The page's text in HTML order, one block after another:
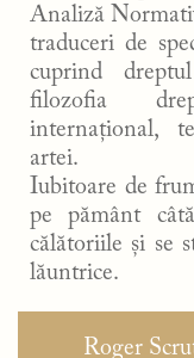
Analiză
traduceri de
cuprind
filozofia
internațional,
artei.
Iubitoare de
pe pământ
călătoriile și se
lăuntrice.
NavigareArticolul
Roger